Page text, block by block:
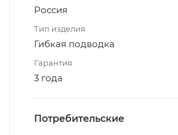
Россия
Тип изделия
Гибкая подводка
Гарантия
3 года
Потребительские